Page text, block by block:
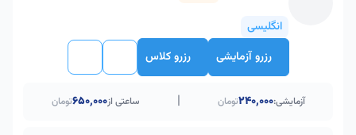
انگلیسی
رزرو آزمایشی
رزرو کلاس
آزمایشی:240,000تومان | ساعتی از۶۵۰٬۰۰۰تومان